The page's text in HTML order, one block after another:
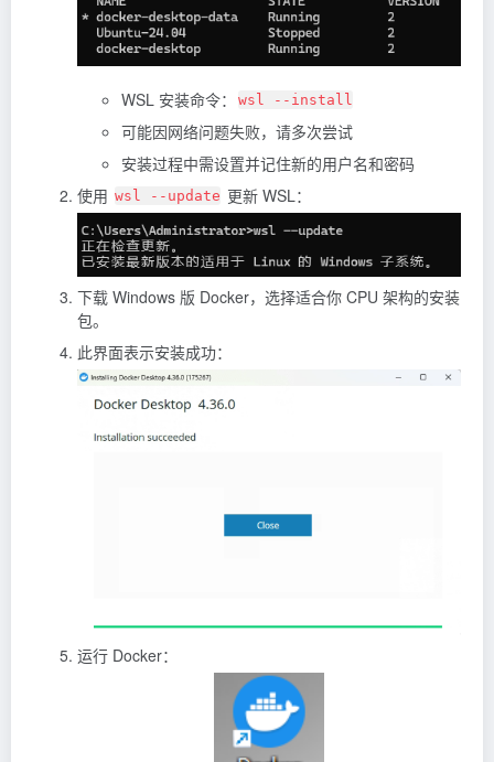
WSL 安装命令： wsl --install
可能因网络问题失败，请多次尝试
安装过程中需设置并记住新的用户名和密码
使用 wsl --update 更新 WSL：
下载 Windows 版 Docker，选择适合你 CPU 架构的安装
包。
此界面表示安装成功：
运行 Docker：